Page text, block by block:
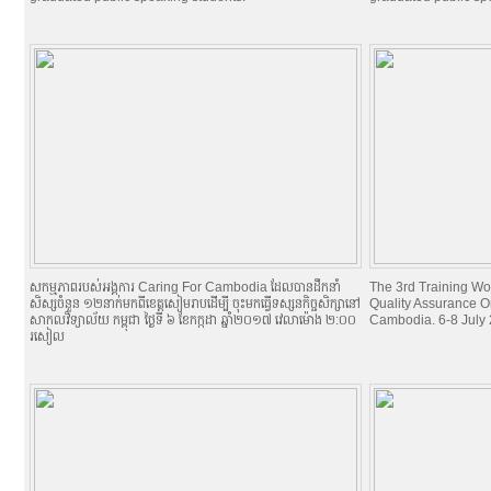
សកម្មភាពរបស់អង្គការ Caring For Cambodia ដែលបានដឹកនាំ
សិស្សចំនួន ១២នាក់មកពីខេត្តសៀមរាបដើម្បី ចុះមកធ្វើទស្សនកិច្ចសិក្សានៅ
សាកលវិទ្យាល័យ កម្ពុជា ថ្ងៃទី ៦ ខែកក្កដា ឆ្នាំ២០១៧ វេលាម៉ោង ២:០០
រសៀល
The 3rd Training
Quality Assurance
Cambodia. 6-8 July